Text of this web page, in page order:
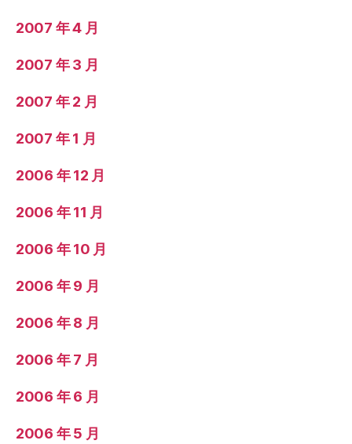
2007 年 4 月
2007 年 3 月
2007 年 2 月
2007 年 1 月
2006 年 12 月
2006 年 11 月
2006 年 10 月
2006 年 9 月
2006 年 8 月
2006 年 7 月
2006 年 6 月
2006 年 5 月